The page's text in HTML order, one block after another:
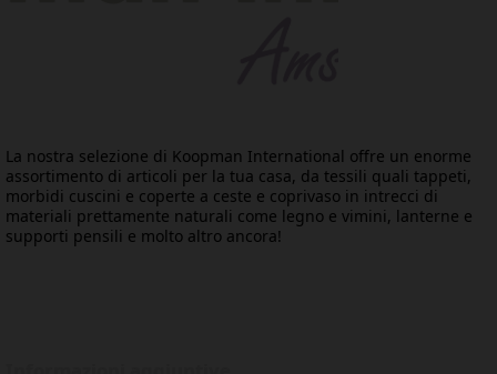
La nostra selezione di Koopman International offre un enorme
assortimento di articoli per la tua casa, da tessili quali tappeti,
morbidi cuscini e coperte a ceste e coprivaso in intrecci di
materiali prettamente naturali come legno e vimini, lanterne e
supporti pensili e molto altro ancora!